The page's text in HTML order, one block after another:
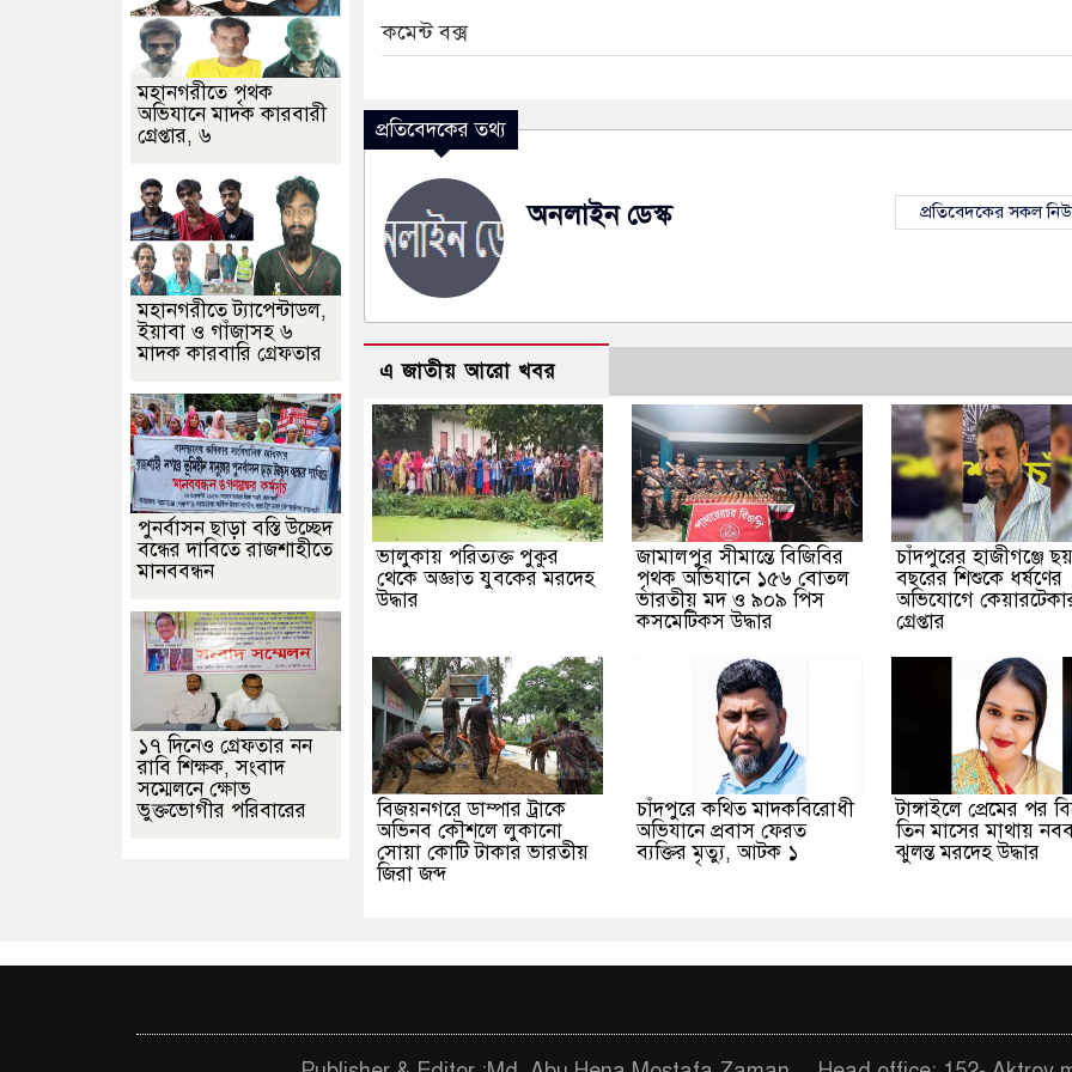
কমেন্ট বক্স
প্রতিবেদকের তথ্য
অনলাইন ডেস্ক প্রতিবেদকের সকল
এ জাতীয় আরো খবর
ভালুকায় পরিত্যক্ত পুকুর
থেকে অজ্ঞাত যুবকের মরদেহ
উদ্ধার
জামালপুর সীমান্তে বিজিবির
পৃথক অভিযানে ১৫৬ বোতল
ভারতীয় মদ ও ৯০৯ পিস
কসমেটিকস উদ্ধার
চাঁদপুরের হাজীগঞ্জে ছয়
বছরের শিশুকে ধর্ষণের
অভিযোগে
গ্রেপ্তার
বিজয়নগরে ডাম্পার ট্রাকে
অভিনব কৌশলে লুকানো
সোয়া কোটি টাকার ভারতীয়
জিরা জব্দ
চাঁদপুরে কথিত মাদকবিরোধী
অভিযানে প্রবাস ফেরত
ব্যক্তির মৃত্যু, আটক ১
টাঙ্গাইলে প্রেমের পর
তিন মাসের মাথায়
ঝুলন্ত মরদেহ উদ্ধার
মহানগরীতে পৃথক
অভিযানে মাদক কারবারী
গ্রেপ্তার, ৬
মহানগরীতে ট্যাপেন্টাডল,
ইয়াবা ও গাঁজাসহ ৬
মাদক কারবারি গ্রেফতার
পুনর্বাসন ছাড়া বস্তি উচ্ছেদ
বন্ধের দাবিতে রাজশাহীতে
মানববন্ধন
১৭ দিনেও গ্রেফতার নন
রাবি শিক্ষক, সংবাদ
সম্মেলনে ক্ষোভ
ভুক্তভোগীর পরিবারের